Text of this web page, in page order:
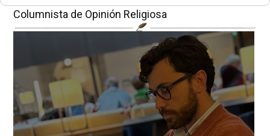
Columnista de Opinión Religiosa